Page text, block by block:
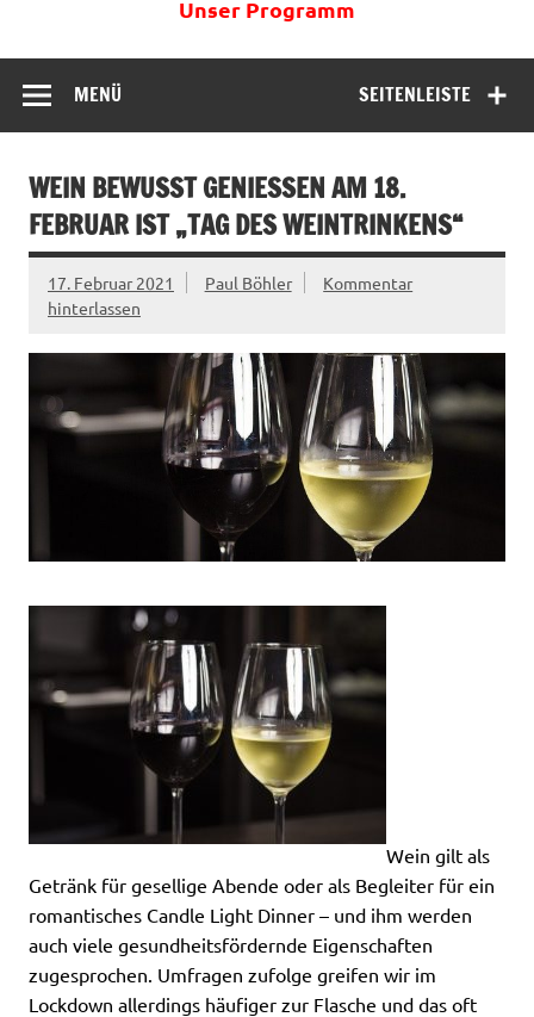
Unser Programm
SEITENLEISTE
MENÜ
WEIN BEWUSST GENIESSEN AM 18. F
EBRUAR IST „TAG DES WEINTRINKENS“
17. Februar 2021 Paul Böhler
Kommentar
hinterlassen
Wein gilt als
Getränk für gesellige Abende oder als Begleiter für ein
romantisches Candle Light Dinner – und ihm werden
auch viele gesundheitsfördernde Eigenschaften
zugesprochen. Umfragen zufolge greifen wir im
Lockdown allerdings häufiger zur Flasche und das oft